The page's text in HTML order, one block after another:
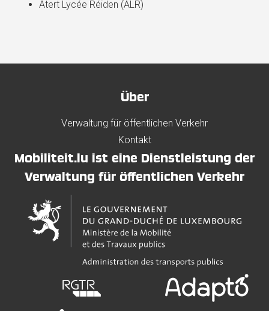
Atert Lycée Réiden (ALR)
Über
Verwaltung für öffentlichen Verkehr
Kontakt
Mobiliteit.lu ist eine Dienstleistung der
Verwaltung für öffentlichen Verkehr